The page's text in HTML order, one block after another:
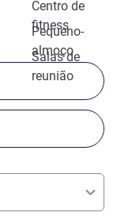
Centro de
fitness
Pequeno-
almoço
Salas de
reunião